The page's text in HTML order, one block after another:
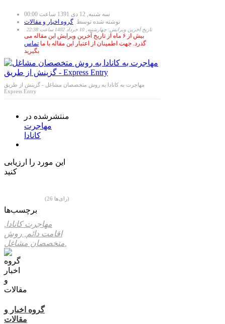
سه شنبه, 12 دی 1391 ساعت 00:00
نوشته شده توسط گروه اخبار و مقالات
تاریخ آخرین ویرایش: چهارشنبه, 10 خرداد 1402 ساعت 22:38
بیش از ۶ ماه از تاریخ آخرین ویرایش این مقاله می
گذرد. جهت اطمینان از اعتبار این مقاله با ما تماس
بگیرید
مهاجرت به کانادا به روش متخصصان مشاغل - گزینش از طریق
Express Entry
منتشرشده در
مهاجرت
کانادا
این مورد را ارزیابی
کنید
(26 رای‌ها)
برچسب‌ها
مهاجرت کانادا,
اقامت دائم, روش
گروه اخبار و
مقالات